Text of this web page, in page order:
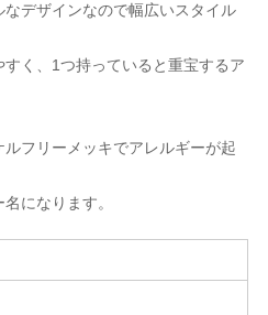
デザインなので幅広いスタイル
く、1つ持っていると重宝するア
フリーメッキでアレルギーが起
になります。